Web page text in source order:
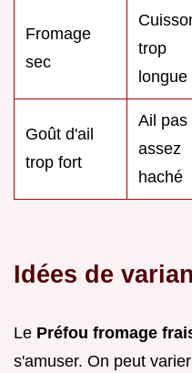
Fromage
sec
trop
longue
Goût d'ail
trop fort
Ail pas
assez
haché
Idées de
Le Préfou fromage
s'amuser. On peut